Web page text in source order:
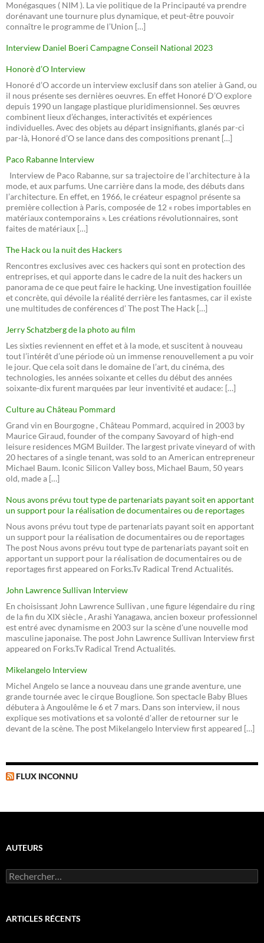
Monégasques ( NIM ). La vie politique de la Principauté va prendre
dorénavant une tournure plus dynamique, et peut-être pouvoir
connaître le programme de l’Union […]
Interview Daniel Boeri Campagne Conseil National 2023
Honorè d’O Interview
Honoré d’O accorde un interview exclusif dans son atelier à Gand, ou
il nous présente ses dernières oeuvres. En effet Honoré D’O explore
depuis 1990 un langage plastique pluridimensionnel. Ses œuvres
combinent lieux d’échanges, interactivités et expériences
individuelles. Avec des objets au départ insignifiants, glanés par-ci
par-là, Honoré d’O se lance dans des compositions prenant […]
Paco Rabanne Interview
Interview de Paco Rabanne, sur sa trajectoire de l’architecture à la
mode, et aux parfums. Une carrière dans la mode, des débuts dans
l’architecture. En effet, en 1966, le créateur espagnol présente sa
première collection à Paris, composée de 12 « robes importables en
matériaux contemporains ». Les créations révolutionnaires, sont
faites de matériaux […]
The Hack ou la nuit des Hackers
Rencontres exclusives avec ces hackers qui sont en protection des
entreprises, et qui apporte dans le cadre de la nuit des hackers un
panorama de ce que peut faire le hacking. Une investigation fouillée
et concrète, qui dévoile la réalité derrière les fantasmes, car il existe
une multitudes de conférences d’ The post The Hack […]
Jerry Schatzberg de la photo au film
Les sixties reviennent en effet et à la mode, et suscitent à nouveau
tout l’intérêt d’une période où un immense renouvellement a pu voir
le jour. Que cela soit dans le domaine de l’art, du cinéma, des
technologies, les années soixante et celles du début des années
soixante-dix furent marquées par leur inventivité et audace: […]
Culture au Château Pommard
Grand vin en Bourgogne , Château Pommard, acquired in 2003 by
Maurice Giraud, founder of the company Savoyard of high-end
leisure residences MGM Builder. The largest private vineyard of with
20 hectares of a single tenant, was sold to an American entrepreneur
Michael Baum. Iconic Silicon Valley boss, Michael Baum, 50 years
old, made a […]
Nous avons prévu tout type de partenariats payant soit en apportant
un support pour la réalisation de documentaires ou de reportages
Nous avons prévu tout type de partenariats payant soit en apportant
un support pour la réalisation de documentaires ou de reportages
The post Nous avons prévu tout type de partenariats payant soit en
apportant un support pour la réalisation de documentaires ou de
reportages first appeared on Forks.Tv Radical Trend Actualités.
John Lawrence Sullivan Interview
En choisissant John Lawrence Sullivan , une figure légendaire du ring
de la fin du XIX siècle , Arashi Yanagawa, ancien boxeur professionnel
est entré avec dynamisme en 2003 sur la scène d'une nouvelle mod
masculine japonaise. The post John Lawrence Sullivan Interview first
appeared on Forks.Tv Radical Trend Actualités.
Mikelangelo Interview
Michel Angelo se lance a nouveau dans une grande aventure, une
grande tournée avec le cirque Bouglione. Son spectacle Baby Blues
débutera à Angoulême le 6 et 7 mars. Dans son interview, il nous
explique ses motivations et sa volonté d'aller de retourner sur le
devant de la scène. The post Mikelangelo Interview first appeared […]
FLUX INCONNU
AUTEURS
R
e
e
ARTICLES RÉCENTS